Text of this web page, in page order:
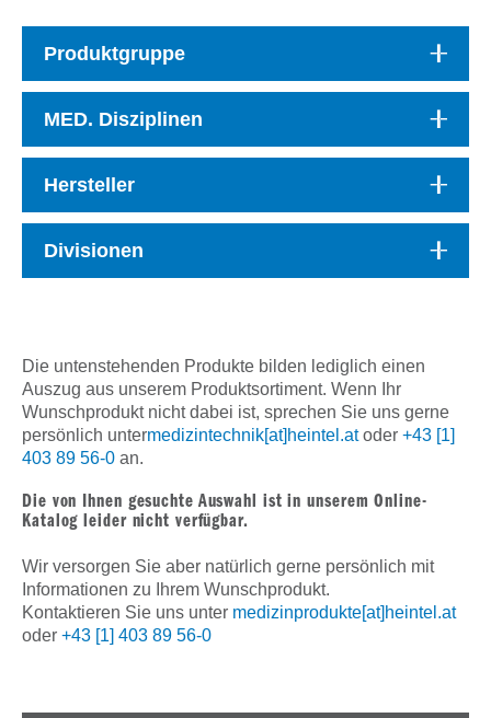
Produktgruppe
MED. Disziplinen
Hersteller
Divisionen
Die untenstehenden Produkte bilden lediglich einen
Auszug aus unserem Produktsortiment. Wenn Ihr
Wunschprodukt nicht dabei ist, sprechen Sie uns gerne
persönlich untermedizintechnik[at]heintel.atoder +43 [1]
403 89 56-0 an.
Die von Ihnen gesuchte Auswahl ist in unserem Online-
Katalog leider nicht verfügbar.
Wir versorgen Sie aber natürlich gerne persönlich mit
Informationen zu Ihrem Wunschprodukt.
Kontaktieren Sie uns unter medizinprodukte[at]heintel.at
oder +43 [1] 403 89 56-0